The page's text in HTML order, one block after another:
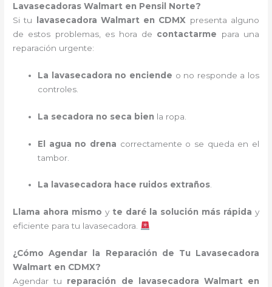
Lavasecadoras Walmart en Pensil Norte?
Si tu
lavasecadora Walmart en CDMX presenta alguno
de estos problemas, es hora de contactarme para una
reparación urgente:
La lavasecadora no enciende o no responde a los
controles.
La secadora no seca bien la ropa.
El agua no drena correctamente o se queda en el
tambor.
La lavasecadora hace ruidos extraños.
Llama ahora mismo y te daré la solución más rápida y
eficiente para tu lavasecadora.
¿Cómo Agendar la Reparación de Tu Lavasecadora
Walmart en CDMX?
Agendar tu reparación de lavasecadora Walmart en